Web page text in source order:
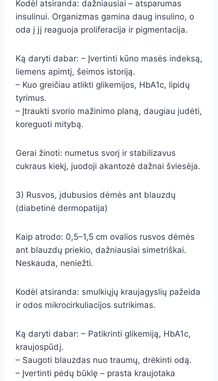
Kodėl atsiranda: dažniausiai – atsparumas
insulinui. Organizmas gamina daug insulino, o
oda į jį reaguoja proliferacija ir pigmentacija.
Ką daryti dabar: – Įvertinti kūno masės indeksą,
liemens apimtį, šeimos istoriją.
– Kuo greičiau atlikti glikemijos, HbA1c, lipidų
tyrimus.
– Įtraukti svorio mažinimo planą, daugiau judėti,
koreguoti mitybą.
Gerai žinoti: numetus svorį ir stabilizavus
cukraus kiekį, juodoji akantozė dažnai šviesėja.
3) Rusvos, įdubusios dėmės ant blauzdų
(diabetinė dermopatija)
Kaip atrodo: 0,5–1,5 cm ovalios rusvos dėmės
ant blauzdų priekio, dažniausiai simetriškai.
Neskauda, neniežti.
Kodėl atsiranda: smulkiųjų kraujagyslių pažeida
ir odos mikrocirkuliacijos sutrikimas.
Ką daryti dabar: – Patikrinti glikemiją, HbA1c,
kraujospūdį.
– Saugoti blauzdas nuo traumų, drėkinti odą.
– Įvertinti pėdų būklę – prasta kraujotaka